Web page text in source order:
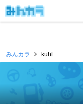
みんカラ kuhl